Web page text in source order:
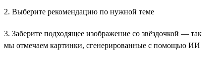
2. Выберите рекомендацию по нужной теме
3. Заберите подходящее изображение со звёздочкой — так
мы отмечаем картинки, сгенерированные с помощью ИИ